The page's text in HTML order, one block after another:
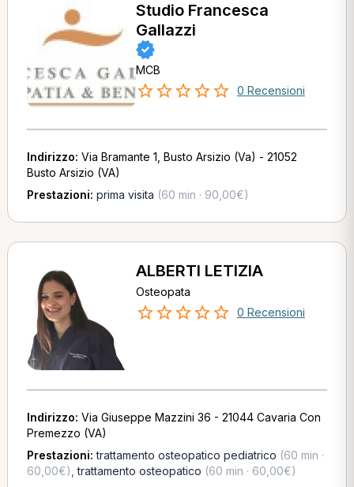
Studio Francesca
Gallazzi
MCB
0 Recensioni
Indirizzo: Via Bramante 1, Busto Arsizio (Va) - 21052
Busto Arsizio (VA)
Prestazioni: prima visita (60 min · 90,00€)
ALBERTI LETIZIA
Osteopata
0 Recensioni
Indirizzo: Via Giuseppe Mazzini 36 - 21044 Cavaria Con
Premezzo (VA)
Prestazioni:trattamento osteopatico pediatrico (60 min ·
60,00€) ,trattamento osteopatico (60 min · 60,00€)